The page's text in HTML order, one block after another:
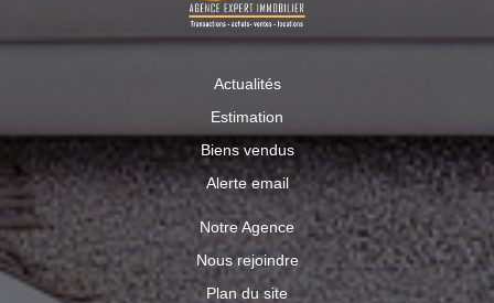
Actualités
Estimation
Biens vendus
Alerte email
Notre Agence
Nous rejoindre
Plan du site